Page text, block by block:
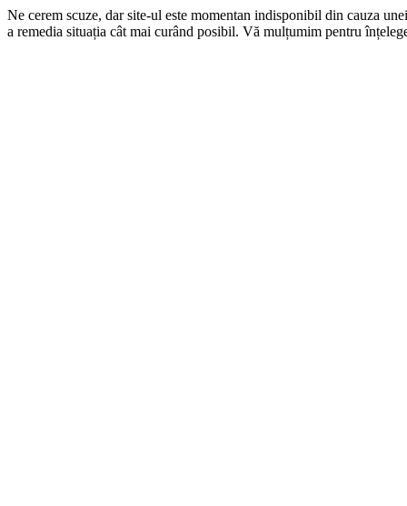
Ne cerem scuze, dar site-ul este momentan indisponibil din cauza
a remedia situația cât mai curând posibil. Vă mulțumim pentru